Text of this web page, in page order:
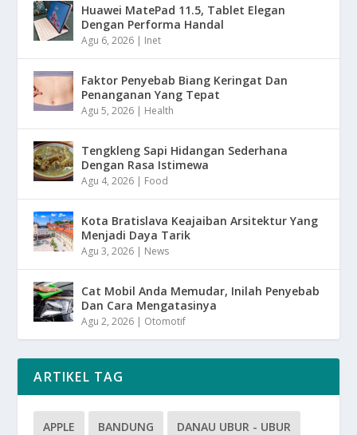
Huawei MatePad 11.5, Tablet Elegan
Dengan Performa Handal
Agu 6, 2026 | Inet
Faktor Penyebab Biang Keringat Dan
Penanganan Yang Tepat
Agu 5, 2026 | Health
Tengkleng Sapi Hidangan Sederhana
Dengan Rasa Istimewa
Agu 4, 2026 | Food
Kota Bratislava Keajaiban Arsitektur Yang
Menjadi Daya Tarik
Agu 3, 2026 | News
Cat Mobil Anda Memudar, Inilah Penyebab
Dan Cara Mengatasinya
Agu 2, 2026 | Otomotif
ARTIKEL TAG
APPLE BANDUNG DANAU UBUR - UBUR